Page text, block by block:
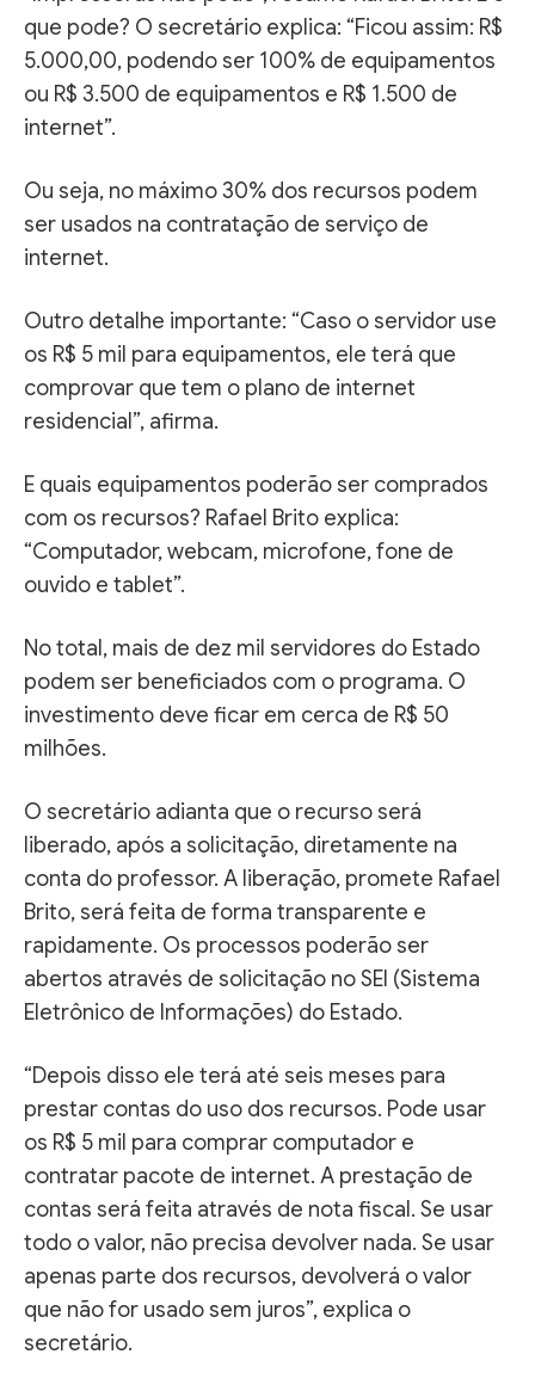
que pode? O secretário explica: “Ficou assim: R$
5.000,00, podendo ser 100% de equipamentos
ou R$ 3.500 de equipamentos e R$ 1.500 de
internet”.
Ou seja, no máximo 30% dos recursos podem
ser usados na contratação de serviço de
internet.
Outro detalhe importante: “Caso o servidor use
os R$ 5 mil para equipamentos, ele terá que
comprovar que tem o plano de internet
residencial”, afirma.
E quais equipamentos poderão ser comprados
com os recursos? Rafael Brito explica:
“Computador, webcam, microfone, fone de
ouvido e tablet”.
No total, mais de dez mil servidores do Estado
podem ser beneficiados com o programa. O
investimento deve ficar em cerca de R$ 50
milhões.
O secretário adianta que o recurso será
liberado, após a solicitação, diretamente na
conta do professor. A liberação, promete Rafael
Brito, será feita de forma transparente e
rapidamente. Os processos poderão ser
abertos através de solicitação no SEI (Sistema
Eletrônico de Informações) do Estado.
“Depois disso ele terá até seis meses para
prestar contas do uso dos recursos. Pode usar
os R$ 5 mil para comprar computador e
contratar pacote de internet. A prestação de
contas será feita através de nota fiscal. Se usar
todo o valor, não precisa devolver nada. Se usar
apenas parte dos recursos, devolverá o valor
que não for usado sem juros”, explica o
secretário.